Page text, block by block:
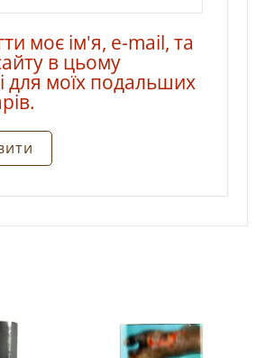
моє ім'я, e-mail, та
в цьому
для моїх подальших